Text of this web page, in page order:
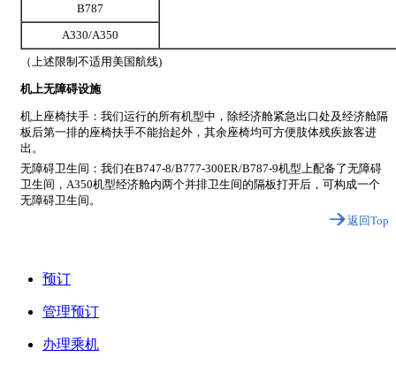
B787
A330/A350
（上述限制不适用美国航线)
机上无障碍设施
机上座椅扶手：我们运行的所有机型中，除经济舱紧急出口处及经济舱隔
板后第一排的座椅扶手不能抬起外，其余座椅均可方便肢体残疾旅客进
出。
无障碍卫生间：我们在B747-8/B777-300ER/B787-9机型上配备了无障碍
卫生间，A350机型经济舱内两个并排卫生间的隔板打开后，可构成一个
无障碍卫生间。
返回Top
预订
管理预订
办理乘机